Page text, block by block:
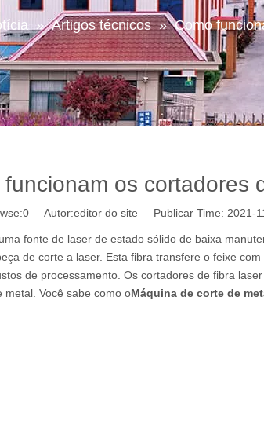
» Artigos técnicos » Como
funcionam os cortadores
0Autor:editor do site Publicar Time: 2021-
fonte de laser de estado sólido de baixa
de corte a laser. Esta fibra transfere o feixe
de processamento. Os cortadores de fibra
Você sabe como oMáquina de corte de